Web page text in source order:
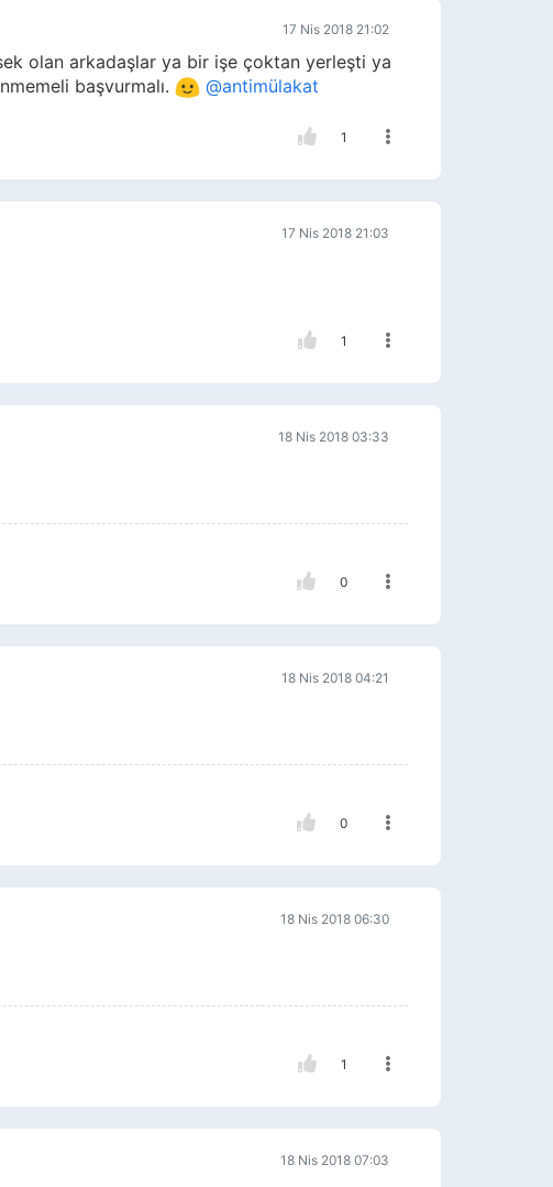
17 Nis 2018 21:02
olan arkadaşlar ya bir işe çoktan yerleşti ya
başvurmalı.
@antimülakat
1
17 Nis 2018 21:03
1
18 Nis 2018 03:33
0
18 Nis 2018 04:21
0
18 Nis 2018 06:30
1
18 Nis 2018 07:03